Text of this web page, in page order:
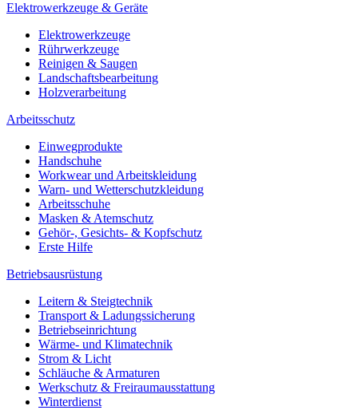
Elektrowerkzeuge & Geräte
Elektrowerkzeuge
Rührwerkzeuge
Reinigen & Saugen
Landschaftsbearbeitung
Holzverarbeitung
Arbeitsschutz
Einwegprodukte
Handschuhe
Workwear und Arbeitskleidung
Warn- und Wetterschutzkleidung
Arbeitsschuhe
Masken & Atemschutz
Gehör-, Gesichts- & Kopfschutz
Erste Hilfe
Betriebsausrüstung
Leitern & Steigtechnik
Transport & Ladungssicherung
Betriebseinrichtung
Wärme- und Klimatechnik
Strom & Licht
Schläuche & Armaturen
Werkschutz & Freiraumausstattung
Winterdienst